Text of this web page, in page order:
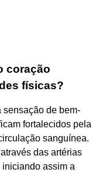
coração
físicas?
sensação de bem-
fortalecidos pela
sanguínea.
das artérias
assim a